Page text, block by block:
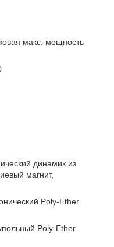
макс. мощность
динамик из
магнит,
Poly-Ether
Poly-Ether